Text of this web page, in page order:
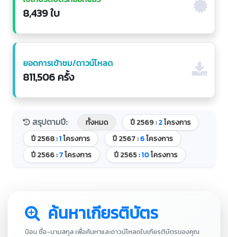
8,439 ใบ
ยอดการเข้าชม/ดาวน์โหลด
811,506 ครั้ง
สรุปตามปี: ทั้งหมด ปี 2569 :2โครงการ
ปี 2568 :1โครงการ ปี 2567 :6โครงการ
ปี 2566 :7โครงการ ปี 2565 :10โครงการ
ค้นหาเกียรติบัตร
ป้อน ชื่อ-นามสกุล เพื่อค้นหาและดาวน์โหลดใบเกียรติบัตรของคุณ